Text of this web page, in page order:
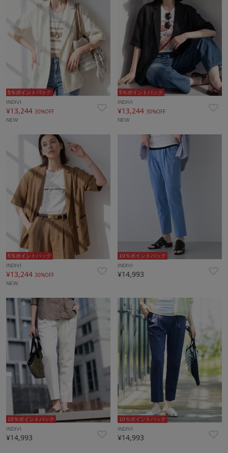
5％ポイントバック
INDIVI
¥13,244 30%OFF
NEW
5％ポイントバック
INDIVI
¥13,24430%OFF
NEW
5％ポイントバック
INDIVI
¥13,244 30%OFF
NEW
10％ポイントバック
INDIVI
¥14,993
10％ポイントバック
INDIVI
¥14,993
10％ポイントバック
INDIVI
¥14,993